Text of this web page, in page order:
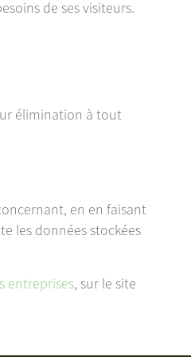
de ses visiteurs.
élimination à tout
en en faisant
les données stockées
entreprises, sur le site